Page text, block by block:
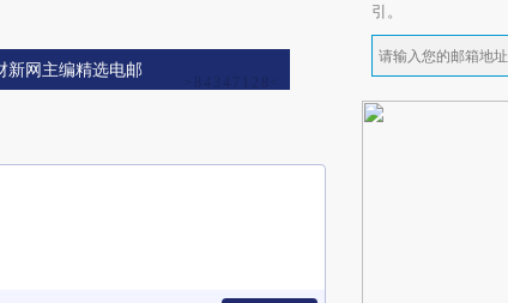
新网主编精选电邮
引。